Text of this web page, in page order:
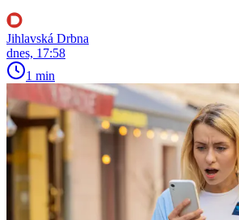
Jihlavská Drbna
dnes, 17:58
1 min